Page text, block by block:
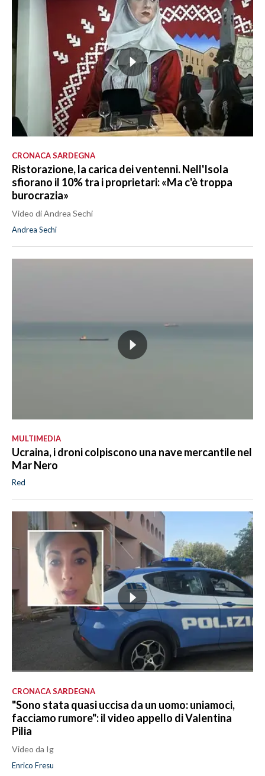
CRONACA SARDEGNA
Ristorazione, la carica dei ventenni. Nell'Isola
sfiorano il 10% tra i proprietari: «Ma c'è troppa
burocrazia»
Video di Andrea Sechi
Andrea Sechi
MULTIMEDIA
Ucraina, i droni colpiscono una nave mercantile nel
Mar Nero
Red
CRONACA SARDEGNA
"Sono stata quasi uccisa da un uomo: uniamoci,
facciamo rumore": il video appello di Valentina
Pilia
Video da Ig
Enrico Fresu